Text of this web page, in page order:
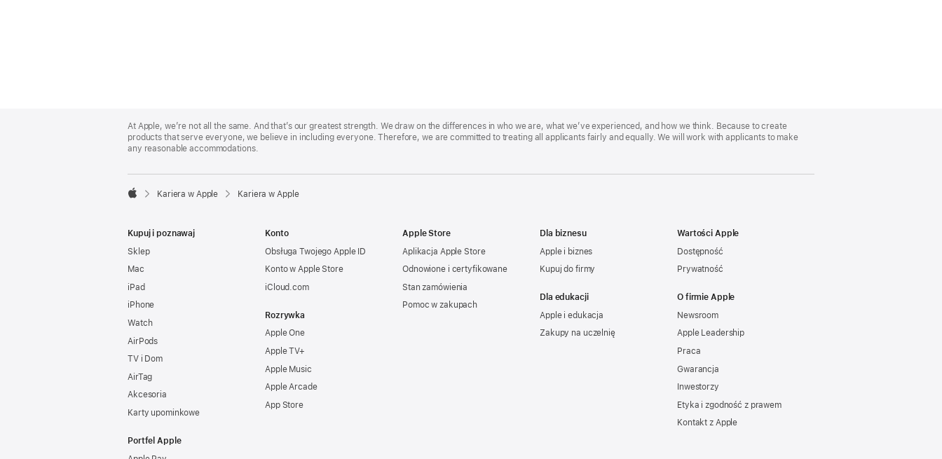
Footer
At Apple, we’re not all the same. And that’s our greatest strength. We draw on the differences in who we are, what we’ve experienced, and how we think. Because to create
products that serve everyone, we believe in including everyone. Therefore, we are committed to treating all applicants fairly and equally. We will work with applicants to make
any reasonable accommodations.

Kariera w Apple Kariera w Apple
Kupuj i poznawaj
Sklep
Mac
iPad
iPhone
Watch
AirPods
TV i Dom
AirTag
Akcesoria
Karty upominkowe
Portfel Apple
Konto
Obsługa Twojego Apple ID
Konto w Apple Store
iCloud.com
Rozrywka
Apple One
Apple TV+
Apple Music
Apple Arcade
App Store
Apple Store
Aplikacja Apple Store
Odnowione i certyfikowane
Stan zamówienia
Pomoc w zakupach
Dla biznesu
Apple i biznes
Kupuj do firmy
Dla edukacji
Apple i edukacja
Zakupy na uczelnię
Wartości Apple
Dostępność
Prywatność
O firmie Apple
Newsroom
Apple Leadership
Praca
Gwarancja
Inwestorzy
Etyka i zgodność z prawem
Kontakt z Apple